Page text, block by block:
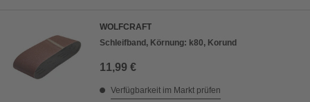
WOLFCRAFT
Schleifband, Körnung: k80, Korund
11,99 €
Verfügbarkeit im Markt prüfen